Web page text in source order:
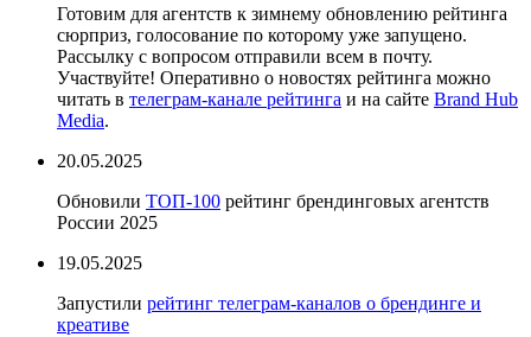
Готовим для агентств к зимнему обновлению рейтинга
сюрприз, голосование по которому уже запущено.
Рассылку с вопросом отправили всем в почту.
Участвуйте! Оперативно о новостях рейтинга можно
читать в телеграм-канале рейтинга и на сайте Brand Hub
Media.
20.05.2025
Обновили ТОП-100 рейтинг брендинговых агентств
России 2025
19.05.2025
Запустили рейтинг телеграм-каналов о брендинге и
креативе